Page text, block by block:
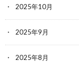
2025年10月
2025年9月
2025年8月